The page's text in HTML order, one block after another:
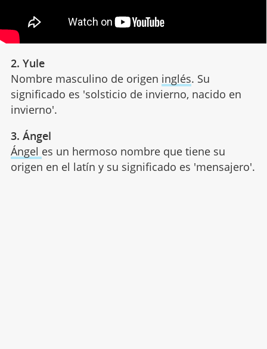
2. Yule
Nombre masculino de origen inglés. Su
significado es 'solsticio de invierno, nacido en
invierno'.
3. Ángel
Ángel es un hermoso nombre que tiene su
origen en el latín y su significado es 'mensajero'.